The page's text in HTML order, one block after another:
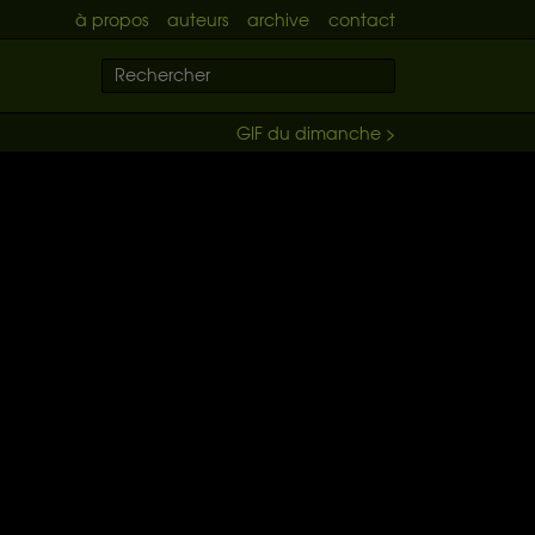
à propos auteurs archive contact
GIF du dimanche >